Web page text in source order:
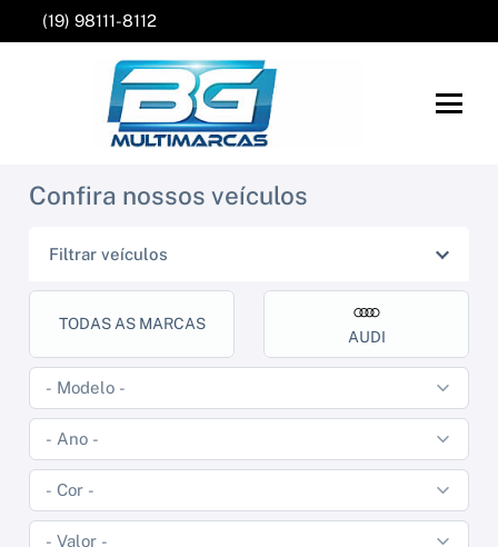
(19) 98111-8112
Confira nossos veículos
Filtrar veículos
TODAS AS MARCAS
AUDI